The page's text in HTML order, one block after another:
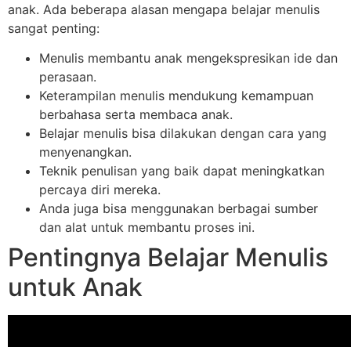
anak. Ada beberapa alasan mengapa belajar menulis
sangat penting:
Menulis membantu anak mengekspresikan ide dan
perasaan.
Keterampilan menulis mendukung kemampuan
berbahasa serta membaca anak.
Belajar menulis bisa dilakukan dengan cara yang
menyenangkan.
Teknik penulisan yang baik dapat meningkatkan
percaya diri mereka.
Anda juga bisa menggunakan berbagai sumber
dan alat untuk membantu proses ini.
Pentingnya Belajar Menulis
untuk Anak